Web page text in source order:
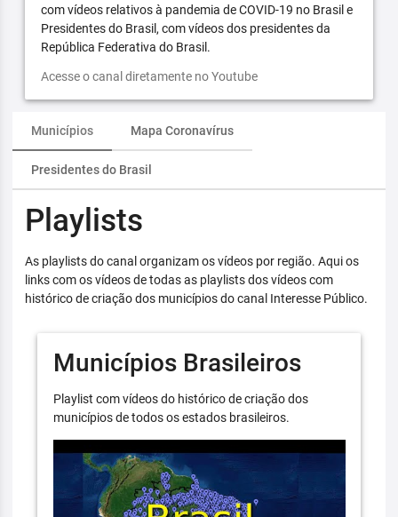
com vídeos relativos à pandemia de COVID-19 no Brasil e
Presidentes do Brasil, com vídeos dos presidentes da
República Federativa do Brasil.
Acesse o canal diretamente no Youtube
Municípios Mapa Coronavírus
Presidentes do Brasil
Playlists
As playlists do canal organizam os vídeos por região. Aqui os
links com os vídeos de todas as playlists dos vídeos com
histórico de criação dos municípios do canal Interesse Público.
Municípios Brasileiros
Playlist com vídeos do histórico de criação dos
municípios de todos os estados brasileiros.